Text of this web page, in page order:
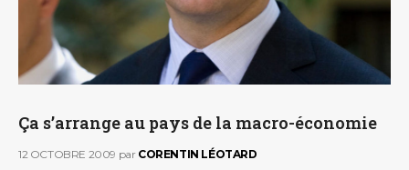
Ça s’arrange au pays de la macro-économie
12 OCTOBRE 2009 par CORENTIN LÉOTARD